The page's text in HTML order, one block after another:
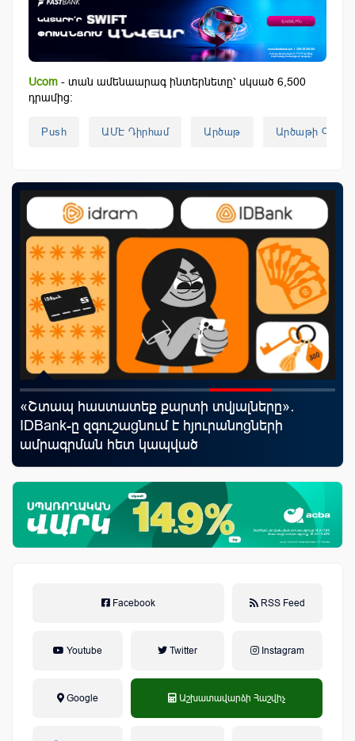
Ucom - տան ամենաարագ ինտերնետը՝ սկսած 6,500
դրամից:
Push ԱՄԷ Դիրհամ Արծաթ Արծաթի Գին
«Շտապ հաստատեք քարտի տվյալները»․
IDBank-ը զգուշացնում է հյուրանոցների
ամրագրման հետ կապված
զեղծարարությունների մասին
Facebook RSS Feed
Youtube Twitter Instagram
Google Աշխատավարձի Հաշվիչ